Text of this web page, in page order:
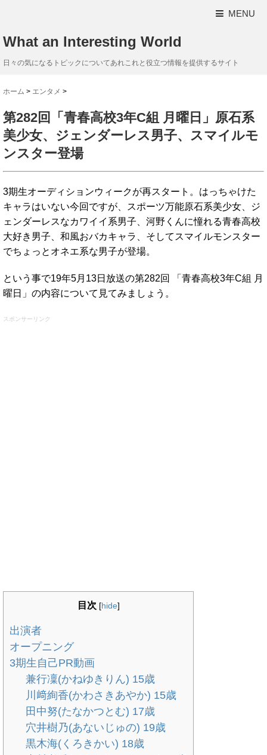
MENU
What an Interesting World
日々の気になるトピックについてあれこれと役立つ情報を提供するサイト
ホーム > エンタメ >
第282回「青春高校3年C組 月曜日」原石系
美少女、ジェンダーレス男子、スマイルモ
ンスター登場
3期生オーディションウィークが再スタート。はっちゃけた
キャラはいない今回ですが、スポーツ万能原石系美少女、ジ
ェンダーレスなカワイイ系男子、河野くんに憧れる青春高校
大好き男子、和風おバカキャラ、そしてスマイルモンスター
でちょっとオネエ系な男子が登場。
という事で19年5月13日放送の第282回 「青春高校3年C組 月
曜日」の内容について見てみましょう。
スポンサーリンク
目次 [hide]
出演者
オープニング
3期生自己PR動画
兼行凜(かねゆきりん) 15歳
川﨑絢香(かわさきあやか) 15歳
田中努(たなかつとむ) 17歳
穴井樹乃(あないじゅの) 19歳
黒木海(くろきかい) 18歳